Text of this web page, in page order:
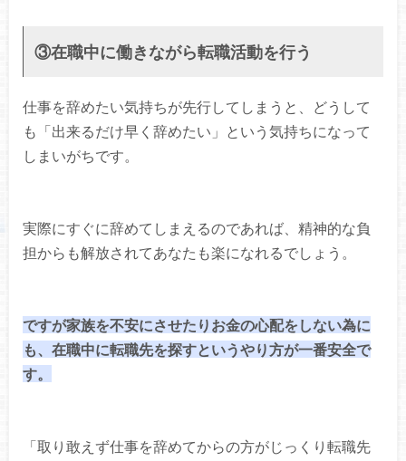
③在職中に働きながら転職活動を行う
仕事を辞めたい気持ちが先行してしまうと、どうして
も「出来るだけ早く辞めたい」という気持ちになって
しまいがちです。
実際にすぐに辞めてしまえるのであれば、精神的な負
担からも解放されてあなたも楽になれるでしょう。
ですが家族を不安にさせたりお金の心配をしない為に
も、在職中に転職先を探すというやり方が一番安全で
す。
「取り敢えず仕事を辞めてからの方がじっくり転職先